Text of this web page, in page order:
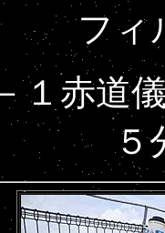
フィ
１赤道
５